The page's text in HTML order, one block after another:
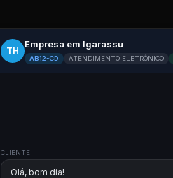
TH
Empresa em Igarassu
AB12-CD ATENDIMENTO ELETRÔNICO
CLIENTE
Olá, bom dia!